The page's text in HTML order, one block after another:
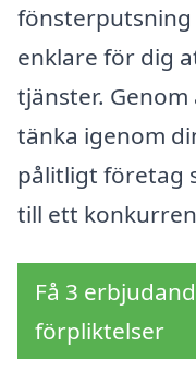
fönsterputsning
enklare för dig
tjänster.
tänka igenom
pålitligt företag
till ett
Få 3
förpliktelser